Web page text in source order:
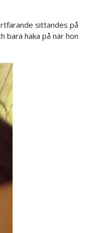
sittandes på
bara haka på när hon